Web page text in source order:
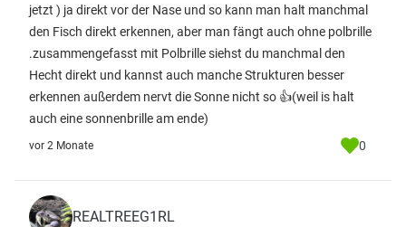
jetzt ) ja direkt vor der Nase und so kann man halt manchmal
den Fisch direkt erkennen, aber man fängt auch ohne polbrille
.zusammengefasst mit Polbrille siehst du manchmal den
Hecht direkt und kannst auch manche Strukturen besser
erkennen außerdem nervt die Sonne nicht so 👍(weil is halt
auch eine sonnenbrille am ende)
vor 2 Monate 0
REALTREEG1RL